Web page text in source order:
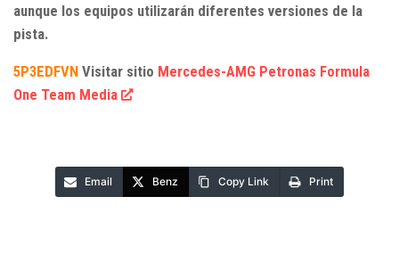
aunque los equipos utilizarán diferentes versiones de la
pista.
5P3EDFVN Visitar sitio Mercedes-AMG Petronas Formula
One Team Media
Email Benz Copy Link Print